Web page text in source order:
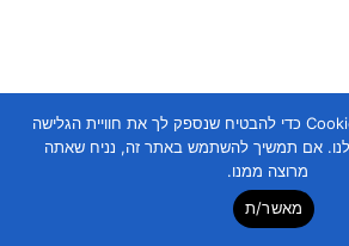
Copyright 2026 ©
אנו משתמשים בקובצי Cookie כדי להבטיח שנספק לך את חוויית הגלישה
אם תמשיך להשתמש באתר זה, נניח שאתה
מרוצה ממנו.
מאשר/ת